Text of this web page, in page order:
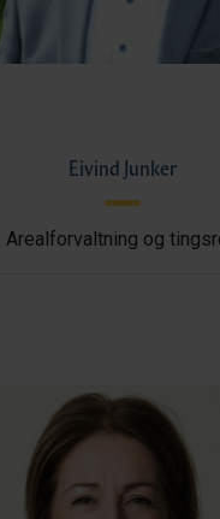
Eivind Junker
Arealforvaltning og